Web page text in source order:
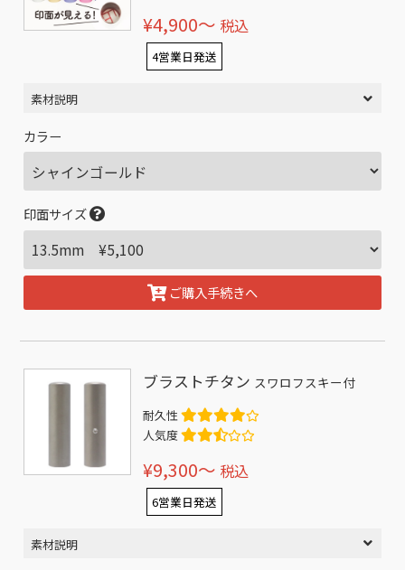
¥4,900〜 税込
4営業日発送
素材説明
カラー
印面サイズ
ご購入手続きへ
ブラストチタン スワロフスキー付
耐久性
人気度
¥9,300〜 税込
6営業日発送
素材説明